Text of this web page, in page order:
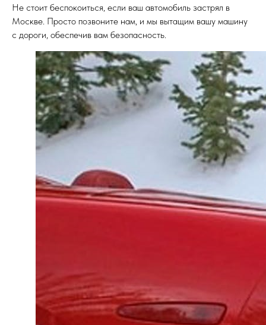
Не стоит беспокоиться, если ваш автомобиль застрял в
Москве. Просто позвоните нам, и мы вытащим вашу машину
с дороги, обеспечив вам безопасность.